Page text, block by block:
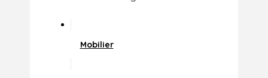
Mobilier